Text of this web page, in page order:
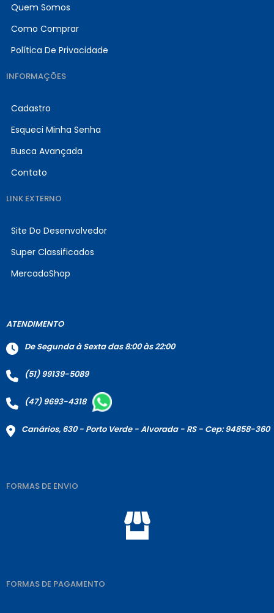
Quem Somos
Como Comprar
Política De Privacidade
INFORMAÇÕES
Cadastro
Esqueci Minha Senha
Busca Avançada
Contato
LINK EXTERNO
Site Do Desenvolvedor
Super Classificados
MercadoShop
ATENDIMENTO
De Segunda à Sexta das 8:00 às 22:00
(51) 99139-5089
(47) 9693-4318
Canários, 630 - Porto Verde - Alvorada - RS - Cep: 94858-360
FORMAS DE ENVIO
FORMAS DE PAGAMENTO